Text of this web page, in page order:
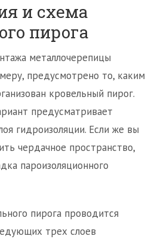
и схема
пирога
металлочерепицы
предусмотрено то, каким
кровельный пирог.
предусматривает
гидроизоляции. Если же вы
чердачное пространство,
пароизоляционного
пирога проводится
трех слоев